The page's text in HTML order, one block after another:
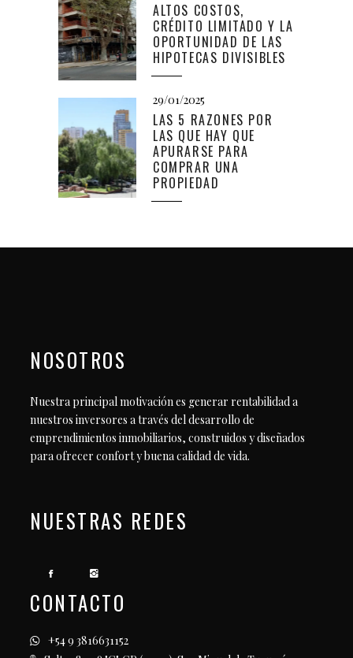
ALTOS COSTOS,
CRÉDITO LIMITADO Y LA
OPORTUNIDAD DE LAS
HIPOTECAS DIVISIBLES
29/01/2025
LAS 5 RAZONES POR
LAS QUE HAY QUE
APURARSE PARA
COMPRAR UNA
PROPIEDAD
NOSOTROS
Nuestra principal motivación es generar rentabilidad a
nuestros inversores a través del desarrollo de
emprendimientos inmobiliarios, construidos y diseñados
para ofrecer confort y buena calidad de vida.
NUESTRAS REDES
CONTACTO
+54 9 3816631152